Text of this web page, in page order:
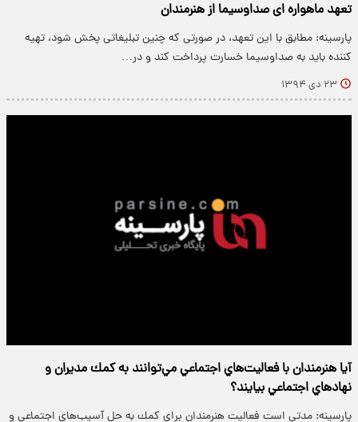
تعهد ماهواره ای صداوسیما از هنرمندان
پارسینه: مطابق با این تعهد، در صورتی که چنین تبلیغاتی پخش شود، تهیه
کننده باید به صداوسیما خسارت پرداخت کند و در…
۲۳ دی ۱۳۹۴
آيا هنرمندان با فعاليت‌هاي اجتماعي مي‌توانند به كمك مديران و
نهادهاي اجتماعي بيايند؟
پارسینه: مدتي است فعاليت هنرمندان براي كمك به حل آسيب‌هاي اجتماعي و